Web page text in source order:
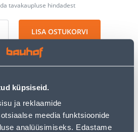
küpsiseid.
ja reklaamide
meedia funktsioonide
analüüsimiseks. Edastame
tavakaupluse hindadest
LISA OSTUKORVI
3,69 € al. 2-5 tööpäeva